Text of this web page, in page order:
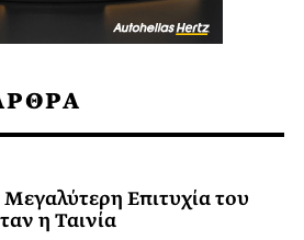
Επιτυχία του
η Ταινία